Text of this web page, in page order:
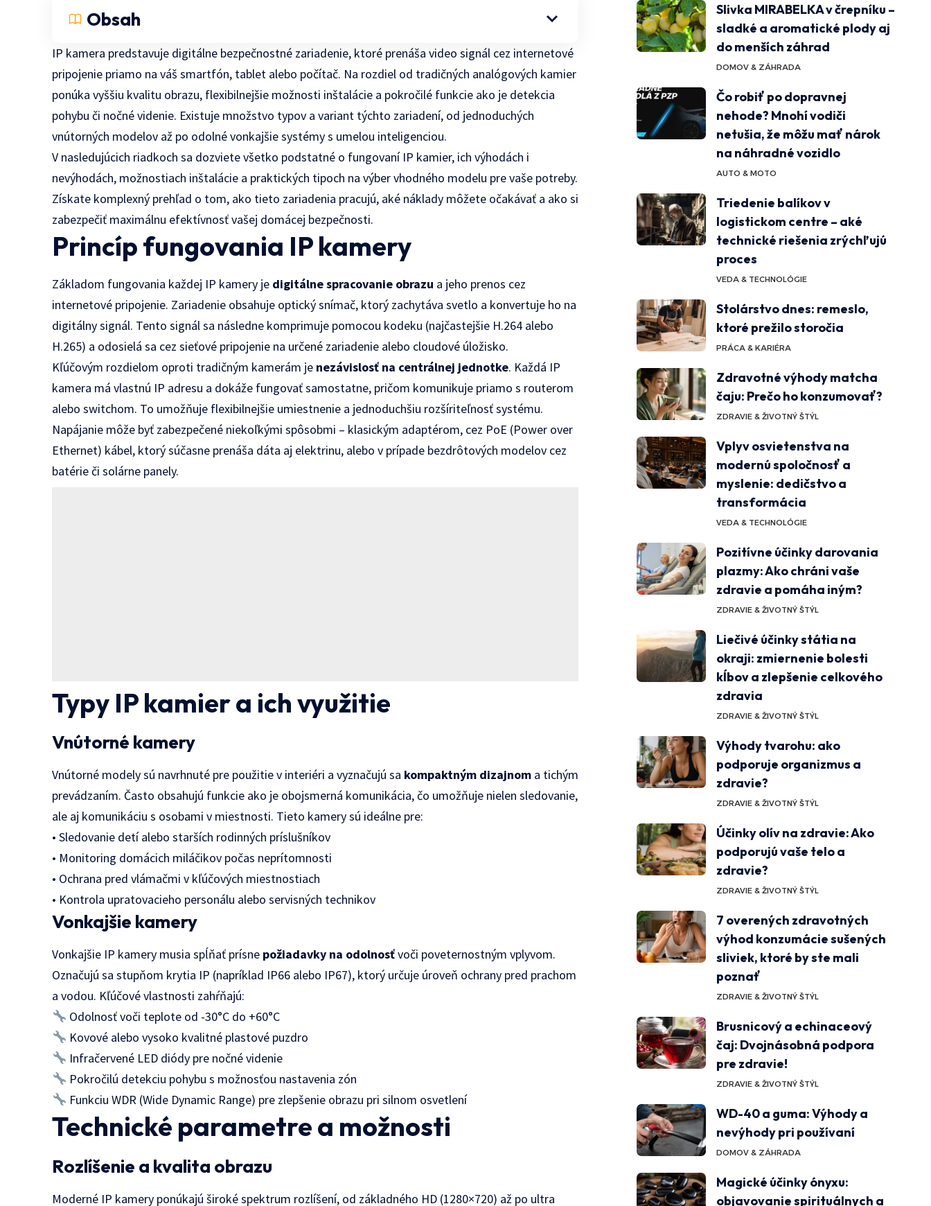
Obsah
IP kamera predstavuje digitálne bezpečnostné zariadenie, ktoré prenáša video signál cez internetové
pripojenie priamo na váš smartfón, tablet alebo počítač. Na rozdiel od tradičných analógových kamier
ponúka vyššiu kvalitu obrazu, flexibilnejšie možnosti inštalácie a pokročilé funkcie ako je detekcia
pohybu či nočné videnie. Existuje množstvo typov a variant týchto zariadení, od jednoduchých
vnútorných modelov až po odolné vonkajšie systémy s umelou inteligenciou.
V nasledujúcich riadkoch sa dozviete všetko podstatné o fungovaní IP kamier, ich výhodách i
nevýhodách, možnostiach inštalácie a praktických tipoch na výber vhodného modelu pre vaše potreby.
Získate komplexný prehľad o tom, ako tieto zariadenia pracujú, aké náklady môžete očakávať a ako si
zabezpečiť maximálnu efektívnosť vašej domácej bezpečnosti.
Princíp fungovania IP kamery
Základom fungovania každej IP kamery je digitálne spracovanie obrazu a jeho prenos cez
internetové pripojenie. Zariadenie obsahuje optický snímač, ktorý zachytáva svetlo a konvertuje ho na
digitálny signál. Tento signál sa následne komprimuje pomocou kodeku (najčastejšie H.264 alebo
H.265) a odosielá sa cez sieťové pripojenie na určené zariadenie alebo cloudové úložisko.
Kľúčovým rozdielom oproti tradičným kamerám je nezávislosť na centrálnej jednotke. Každá IP
kamera má vlastnú IP adresu a dokáže fungovať samostatne, pričom komunikuje priamo s routerom
alebo switchom. To umožňuje flexibilnejšie umiestnenie a jednoduchšiu rozšíriteľnosť systému.
Napájanie môže byť zabezpečené niekoľkými spôsobmi – klasickým adaptérom, cez PoE (Power over
Ethernet) kábel, ktorý súčasne prenáša dáta aj elektrinu, alebo v prípade bezdrôtových modelov cez
batérie či solárne panely.
Typy IP kamier a ich využitie
Vnútorné kamery
Vnútorné modely sú navrhnuté pre použitie v interiéri a vyznačujú sa kompaktným dizajnom a tichým
prevádzaním. Často obsahujú funkcie ako je obojsmerná komunikácia, čo umožňuje nielen sledovanie,
ale aj komunikáciu s osobami v miestnosti. Tieto kamery sú ideálne pre:
• Sledovanie detí alebo starších rodinných príslušníkov
• Monitoring domácich miláčikov počas neprítomnosti
• Ochrana pred vlámačmi v kľúčových miestnostiach
• Kontrola upratovacieho personálu alebo servisných technikov
Vonkajšie kamery
Vonkajšie IP kamery musia spĺňať prísne požiadavky na odolnosťvoči poveternostným vplyvom.
Označujú sa stupňom krytia IP (napríklad IP66 alebo IP67), ktorý určuje úroveň ochrany pred prachom
a vodou. Kľúčové vlastnosti zahŕňajú:
Odolnosť voči teplote od -30°C do +60°C
Kovové alebo vysoko kvalitné plastové puzdro
Infračervené LED diódy pre nočné videnie
Pokročilú detekciu pohybu s možnosťou nastavenia zón
Funkciu WDR (Wide Dynamic Range) pre zlepšenie obrazu pri silnom osvetlení
Technické parametre a možnosti
Rozlíšenie a kvalita obrazu
Moderné IP kamery ponúkajú široké spektrum rozlíšení, od základného HD (1280×720) až po ultra
Slivka MIRABELKA v črepníku –
sladké a aromatické plody aj
do menších záhrad
DOMOV & ZÁHRADA
Čo robiť po dopravnej
nehode? Mnohí vodiči
netušia, že môžu mať nárok
na náhradné vozidlo
AUTO & MOTO
Triedenie balíkov v
logistickom centre – aké
technické riešenia zrýchľujú
proces
VEDA & TECHNOLÓGIE
Stolárstvo dnes: remeslo,
ktoré prežilo storočia
PRÁCA & KARIÉRA
Zdravotné výhody matcha
čaju: Prečo ho konzumovať?
ZDRAVIE & ŽIVOTNÝ ŠTÝL
Vplyv osvietenstva na
modernú spoločnosť a
myslenie: dedičstvo a
transformácia
VEDA & TECHNOLÓGIE
Pozitívne účinky darovania
plazmy: Ako chráni vaše
zdravie a pomáha iným?
ZDRAVIE & ŽIVOTNÝ ŠTÝL
Liečivé účinky státia na
okraji: zmiernenie bolesti
kĺbov a zlepšenie celkového
zdravia
ZDRAVIE & ŽIVOTNÝ ŠTÝL
Výhody tvarohu: ako
podporuje organizmus a
zdravie?
ZDRAVIE & ŽIVOTNÝ ŠTÝL
Účinky olív na zdravie: Ako
podporujú vaše telo a
zdravie?
ZDRAVIE & ŽIVOTNÝ ŠTÝL
7 overených zdravotných
výhod konzumácie sušených
sliviek, ktoré by ste mali
poznať
ZDRAVIE & ŽIVOTNÝ ŠTÝL
Brusnicový a echinaceový
čaj: Dvojnásobná podpora
pre zdravie!
ZDRAVIE & ŽIVOTNÝ ŠTÝL
WD-40 a guma: Výhody a
nevýhody pri používaní
DOMOV & ZÁHRADA
Magické účinky ónyxu:
objavovanie spirituálnych a